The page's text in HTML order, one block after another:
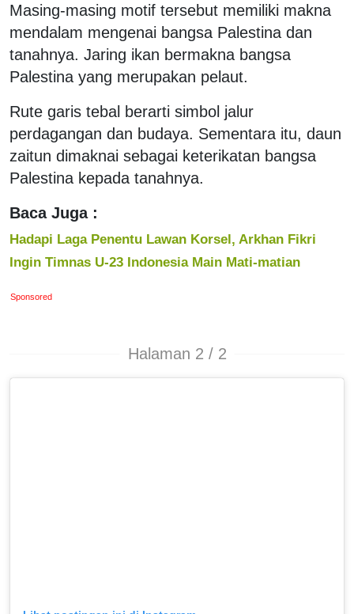
Masing-masing motif tersebut memiliki makna
mendalam mengenai bangsa Palestina dan
tanahnya. Jaring ikan bermakna bangsa
Palestina yang merupakan pelaut.
Rute garis tebal berarti simbol jalur
perdagangan dan budaya. Sementara itu, daun
zaitun dimaknai sebagai keterikatan bangsa
Palestina kepada tanahnya.
Baca Juga :
Hadapi Laga Penentu Lawan Korsel, Arkhan Fikri
Ingin Timnas U-23 Indonesia Main Mati-matian
Sponsored
Halaman 2 / 2